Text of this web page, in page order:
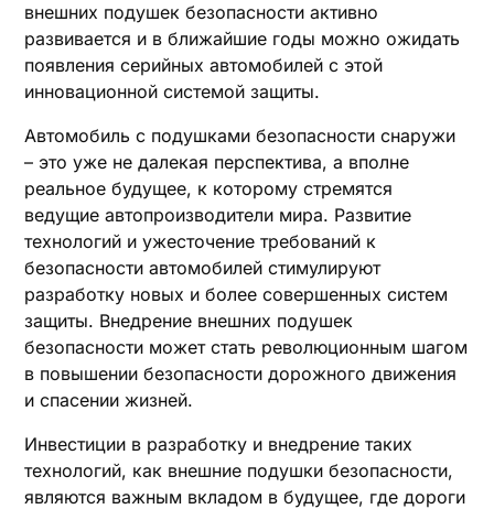
внешних подушек безопасности активно
развивается и в ближайшие годы можно ожидать
появления серийных автомобилей с этой
инновационной системой защиты.
Автомобиль с подушками безопасности снаружи
– это уже не далекая перспектива, а вполне
реальное будущее, к которому стремятся
ведущие автопроизводители мира. Развитие
технологий и ужесточение требований к
безопасности автомобилей стимулируют
разработку новых и более совершенных систем
защиты. Внедрение внешних подушек
безопасности может стать революционным шагом
в повышении безопасности дорожного движения
и спасении жизней.
Инвестиции в разработку и внедрение таких
технологий, как внешние подушки безопасности,
являются важным вкладом в будущее, где дороги